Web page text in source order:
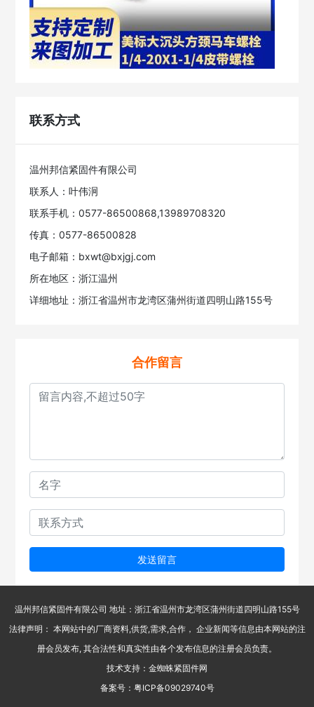
联系方式
温州邦信紧固件有限公司
联系人：叶伟泂
联系手机：0577-86500868,13989708320
传真：0577-86500828
电子邮箱：bxwt@bxjgj.com
所在地区：浙江温州
详细地址：浙江省温州市龙湾区蒲州街道四明山路155号
合作留言
发送留言
温州邦信紧固件有限公司 地址：浙江省温州市龙湾区蒲州街道四明山路155号
法律声明： 本网站中的厂商资料,供货,需求,合作， 企业新闻等信息由本网站的注
册会员发布, 其合法性和真实性由各个发布信息的注册会员负责。
技术支持：金蜘蛛紧固件网
备案号： 粤ICP备09029740号